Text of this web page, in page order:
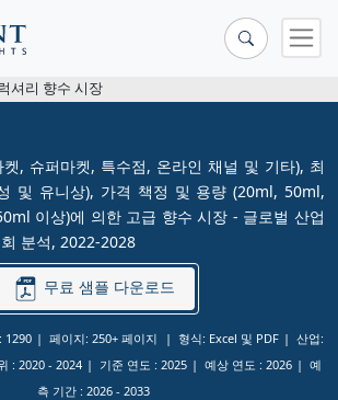
셔리 향수 시장
, 슈퍼마켓, 특수점, 온라인 채널 및 기타), 최
및 유니상), 가격 책정 및 용량 (20ml, 50ml,
이상)에 의한 고급 향수 시장 - 글로벌 산업
분석, 2022-2028
무료 샘플 다운로드
1290 페이지: 250+ 페이지 형식: Excel 및 PDF
산업:
: 2020 - 2024 기준 연도 : 2025 예상 연도 : 2026
예
측 기간 : 2026 - 2033